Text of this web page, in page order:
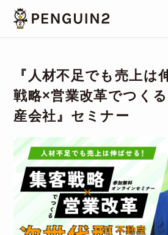
『人材不足でも売上は
戦略×営業改革でつく
産会社』セミナー